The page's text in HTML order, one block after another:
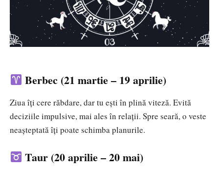
Berbec (21 martie – 19 aprilie)
Ziua îți cere răbdare, dar tu ești în plină viteză. Evită
deciziile impulsive, mai ales în relații. Spre seară, o veste
neașteptată îți poate schimba planurile.
Taur (20 aprilie – 20 mai)